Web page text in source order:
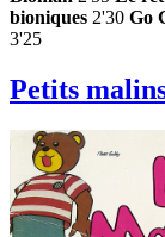
bioniques 2'30 Go
3'25
Petits